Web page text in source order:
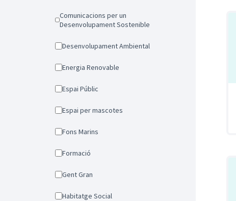
Comunicacions per un
Desenvolupament Sostenible
Desenvolupament Ambiental
Energia Renovable
Espai Públic
Espai per mascotes
Fons Marins
Formació
Gent Gran
Habitatge Social